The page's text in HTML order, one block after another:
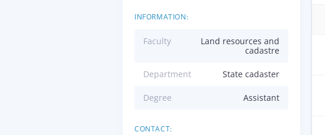
INFORMATION:
Faculty
Land resources and
cadastre
Department State cadaster
Degree Assistant
CONTACT: